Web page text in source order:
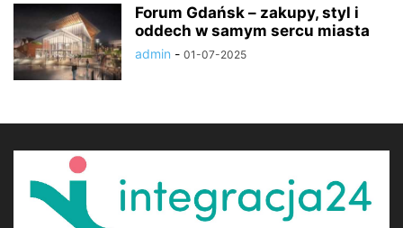
Forum Gdańsk – zakupy, styl i
oddech w samym sercu miasta
admin - 01-07-2025